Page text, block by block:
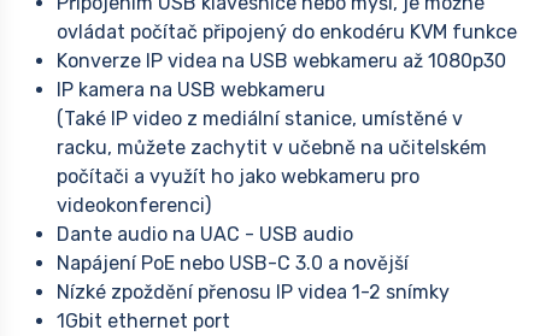
ovládat počítač připojený do enkodéru KVM funkce
Konverze IP videa na USB webkameru až 1080p30
IP kamera na USB webkameru
(Také IP video z mediální stanice, umístěné v
racku, můžete zachytit v učebně na učitelském
počítači a využít ho jako webkameru pro
videokonferenci)
Dante audio na UAC - USB audio
Napájení PoE nebo USB-C 3.0 a novější
Nízké zpoždění přenosu IP videa 1-2 snímky
1Gbit ethernet port